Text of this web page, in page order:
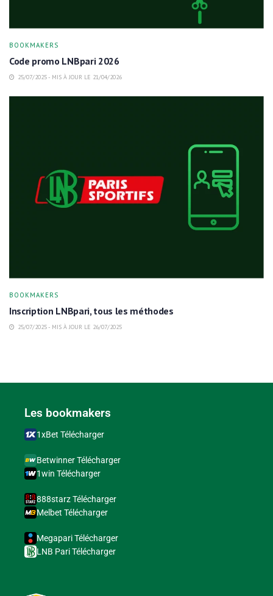
BOOKMAKERS
Code promo LNBpari 2026
25/07/2025 - MIS À JOUR LE 21/04/2026
BOOKMAKERS
Inscription LNBpari, tous les méthodes
25/07/2025 - MIS À JOUR LE 26/07/2025
Les bookmakers
1xBet Télécharger
Betwinner Télécharger
1win Télécharger
888starz Télécharger
Melbet Télécharger
Megapari Télécharger
LNB Pari Télécharger